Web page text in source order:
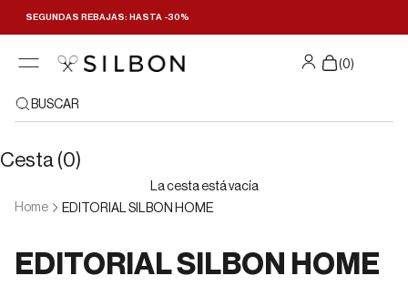
SEGUNDAS REBAJAS: HASTA -30%
(0)
BUSCAR
Cesta (0)
La cesta está vacía
Home
EDITORIAL SILBON HOME
EDITORIAL SILBON HOME